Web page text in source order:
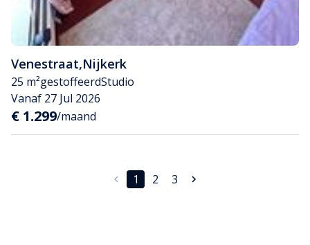
Venestraat,Nijkerk
25 m²gestoffeerdStudio
Vanaf 27 Jul 2026
€ 1.299/maand
1 2 3